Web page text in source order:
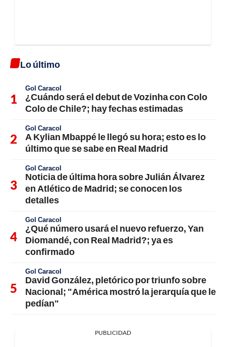
Lo último
Gol Caracol
¿Cuándo será el debut de Vozinha con Colo
Colo de Chile?; hay fechas estimadas
Gol Caracol
A Kylian Mbappé le llegó su hora; esto es lo
último que se sabe en Real Madrid
Gol Caracol
Noticia de última hora sobre Julián Álvarez
en Atlético de Madrid; se conocen los
detalles
Gol Caracol
¿Qué número usará el nuevo refuerzo, Yan
Diomandé, con Real Madrid?; ya es
confirmado
Gol Caracol
David González, pletórico por triunfo sobre
Nacional; "América mostró la jerarquía que le
pedían"
PUBLICIDAD